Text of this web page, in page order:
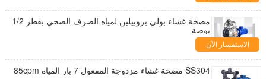
مضخة غشاء بولي بروبيلين لمياه الصرف الصحي بقطر 1/2
بوصة
الاستفسار الآن
SS304 مضخة غشاء مزدوجة المفعول 7 بار المياه 85cpm